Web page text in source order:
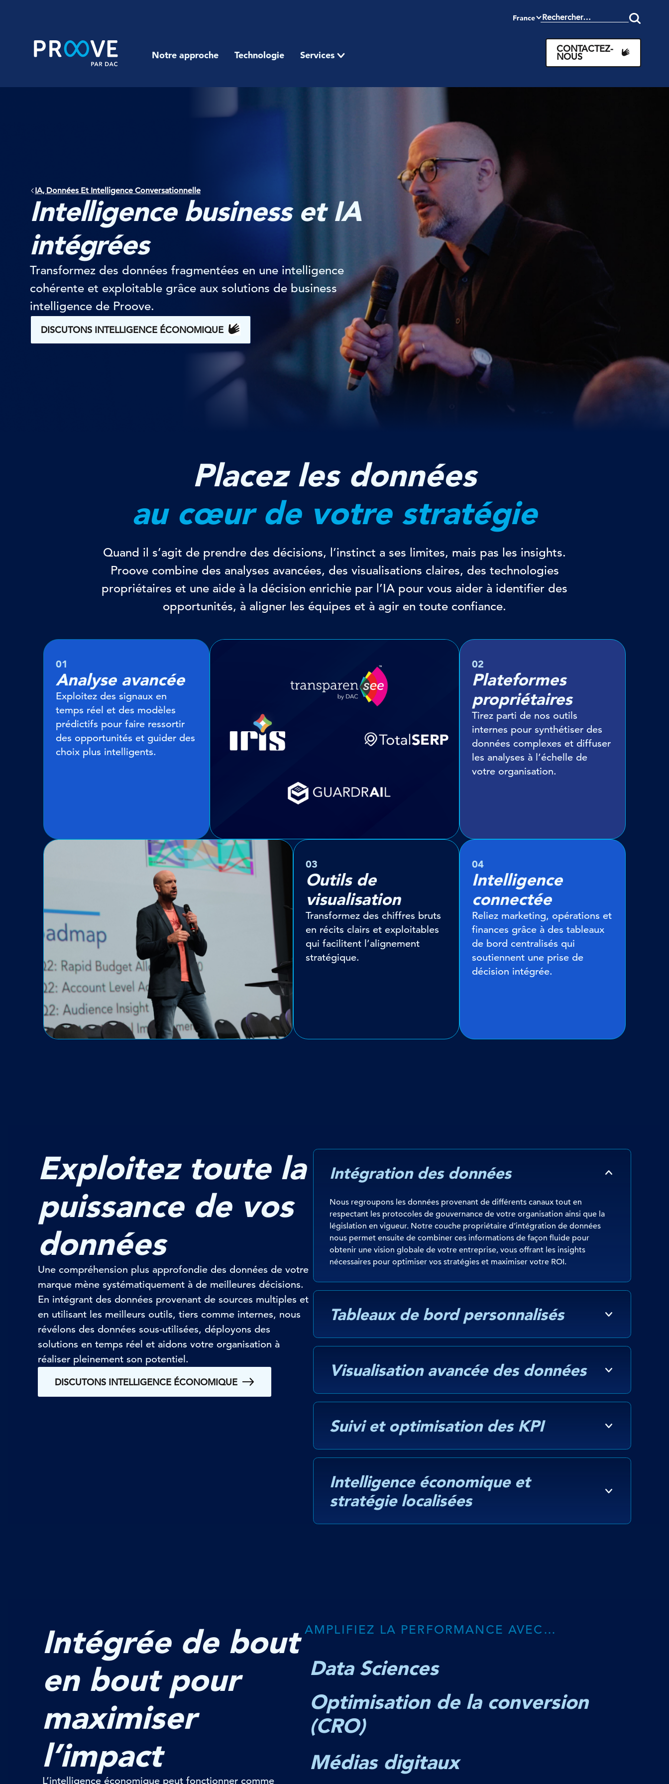
France
Search
Notre approche Technologie Services
CONTACTEZ-
NOUS
IA, Données Et Intelligence Conversationnelle
Intelligence business et IA
intégrées
Transformez des données fragmentées en une intelligence
cohérente et exploitable grâce aux solutions de business
intelligence de Proove.
DISCUTONS INTELLIGENCE ÉCONOMIQUE
Placez les données
au cœur de votre stratégie
Quand il s’agit de prendre des décisions, l’instinct a ses limites, mais pas les insights.
Proove combine des analyses avancées, des visualisations claires, des technologies
propriétaires et une aide à la décision enrichie par l’IA pour vous aider à identifier des
opportunités, à aligner les équipes et à agir en toute confiance.
01
Analyse avancée
Exploitez des signaux en
temps réel et des modèles
prédictifs pour faire ressortir
des opportunités et guider des
choix plus intelligents.
02
Plateformes
propriétaires
Tirez parti de nos outils
internes pour synthétiser des
données complexes et diffuser
les analyses à l’échelle de
votre organisation.
03
Outils de
visualisation
Transformez des chiffres bruts
en récits clairs et exploitables
qui facilitent l’alignement
stratégique.
04
Intelligence
connectée
Reliez marketing, opérations et
finances grâce à des tableaux
de bord centralisés qui
soutiennent une prise de
décision intégrée.
Exploitez toute la
puissance de vos
données
Une compréhension plus approfondie des données de votre
marque mène systématiquement à de meilleures décisions.
En intégrant des données provenant de sources multiples et
en utilisant les meilleurs outils, tiers comme internes, nous
révélons des données sous-utilisées, déployons des
solutions en temps réel et aidons votre organisation à
réaliser pleinement son potentiel.
DISCUTONS INTELLIGENCE ÉCONOMIQUE
Intégration des données
Nous regroupons les données provenant de différents canaux tout en
respectant les protocoles de gouvernance de votre organisation ainsi que la
législation en vigueur. Notre couche propriétaire d’intégration de données
nous permet ensuite de combiner ces informations de façon fluide pour
obtenir une vision globale de votre entreprise, vous offrant les insights
nécessaires pour optimiser vos stratégies et maximiser votre ROI.
Tableaux de bord personnalisés
Visualisation avancée des données
Suivi et optimisation des KPI
Intelligence économique et
stratégie localisées
Intégrée de bout
en bout pour
maximiser
l’impact
L’intelligence économique peut fonctionner comme
AMPLIFIEZ LA PERFORMANCE AVEC…
Data Sciences
Optimisation de la conversion
(CRO)
Médias digitaux